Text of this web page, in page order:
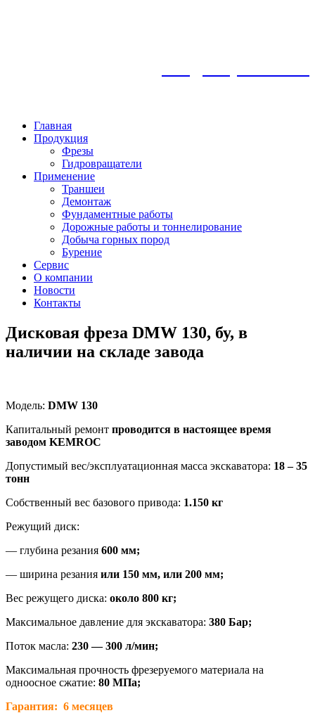
Главная
Продукция
Фрезы
Гидровращатели
Применение
Траншеи
Демонтаж
Фундаментные работы
Дорожные работы и тоннелирование
Добыча горных пород
Бурение
Сервис
О компании
Новости
Контакты
Дисковая фреза DMW 130, бу, в
наличии на складе завода
Модель: DMW 130
Капитальный ремонт проводится в настоящее время
заводом KEMROC
Допустимый вес/эксплуатационная масса экскаватора: 18 – 35
тонн
Собственный вес базового привода: 1.150 кг
Режущий диск:
— глубина резания 600 мм;
— ширина резания или 150 мм, или 200 мм;
Вес режущего диска: около 800 кг;
Максимальное давление для экскаватора: 380 Бар;
Поток масла: 230 — 300 л/мин;
Максимальная прочность фрезеруемого материала на
одноосное сжатие: 80 МПа;
Гарантия: 6 месяцев